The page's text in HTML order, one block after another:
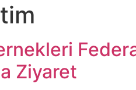
Ziyaret